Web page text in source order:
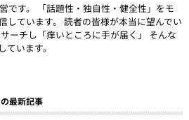
です。 「話題性・独自性・健全性」をモ
しています。 読者の皆様が本当に望んでい
ーチし「痒いところに手が届く」 そんな
ています。
最新記事